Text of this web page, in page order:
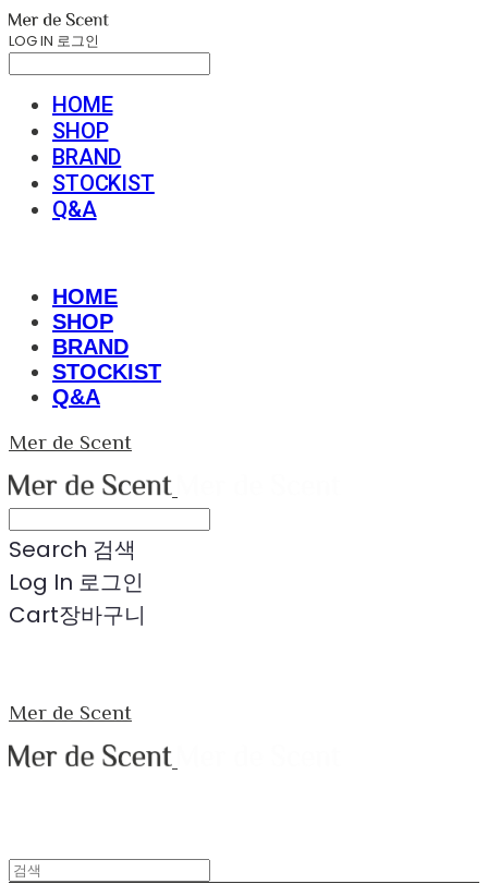
LOG IN 로그인
HOME
SHOP
BRAND
STOCKIST
Q&A
HOME
SHOP
BRAND
STOCKIST
Q&A
Mer de Scent
Search 검색
Log In 로그인
Cart장바구니
Mer de Scent